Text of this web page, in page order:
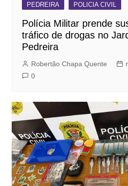
PEDREIRA POLICIA CIVIL
Polícia Militar prende
tráfico de drogas no
Pedreira
Robertão Chapa Quente
0